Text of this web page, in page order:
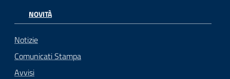
NOVITÀ
Notizie
Comunicati Stampa
Avvisi